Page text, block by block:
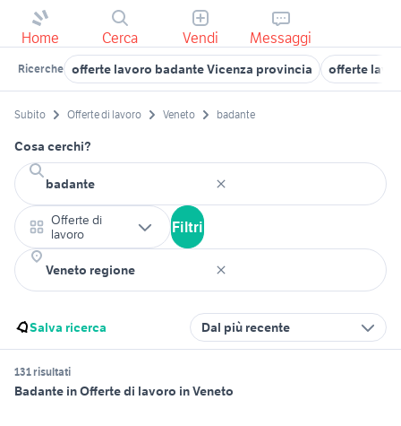
Home Cerca Vendi Messaggi
Ricerche offerte lavoro badante Vicenza provincia offerte
Subito Offerte di lavoro Veneto badante
Cosa cerchi?
Offerte di
lavoro
Filtri
Salva ricerca Dal più recente
131 risultati
Badante in Offerte di lavoro in Veneto